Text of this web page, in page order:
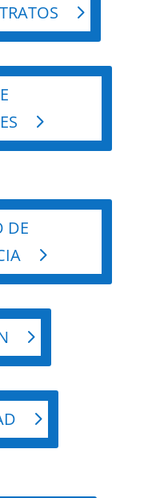
DE